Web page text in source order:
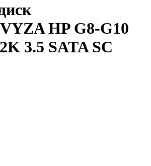
HP G8-G10
3.5 SATA SC